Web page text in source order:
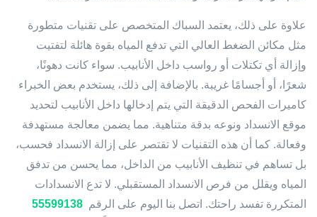
علاوة على ذلك، يعتمد السباك المتخصص على تقنيات متطورة
مثل مكائن الضغط العالي التي تدفع المياه بقوة هائلة لتفتيت
وإزالة أي تكتلات أو رواسب داخل الأنابيب. سواء كانت دهونًا،
شعرًا، أو أجسامًا غريبة. بالإضافة إلى ذلك، يستخدم بعض الخبراء
كاميرات الفحص الدقيقة التي يتم إدخالها داخل الأنابيب لتحديد
موقع الانسداد ونوعه بدقة متناهية. مما يضمن معالجة مستهدفة
وفعالة. كما أن هذه التقنيات لا تقتصر على إزالة الانسداد فحسب،
بل تساهم في تنظيف الأنابيب من الداخل، مما يحسن من تدفق
المياه ويقلل من فرص الانسداد المستقبلي. لا تدع الانسدادات
المتكررة تفسد راحتك. اتصل بنا اليوم على الرقم 55599138